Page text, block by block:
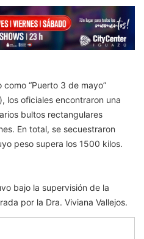
“Puerto 3 de mayo”
los oficiales encontraron una
bultos rectangulares
En total, se secuestraron
peso supera los 1500 kilos.
bajo la supervisión de la
por la Dra. Viviana Vallejos.